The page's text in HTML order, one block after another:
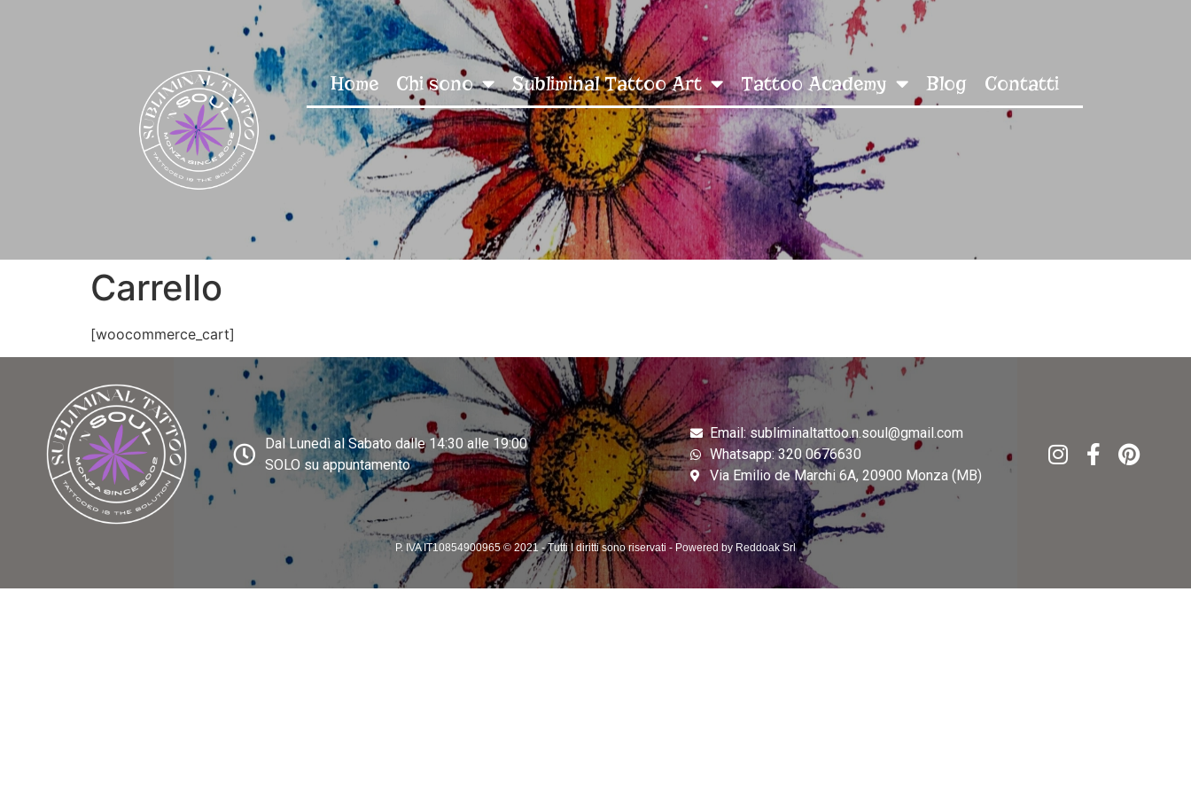
Home Chi sono Subliminal Tattoo Art Tattoo Academy Blog Contatti
Carrello
[woocommerce_cart]
Dal Lunedì al Sabato dalle 14:30 alle 19:00
SOLO su appuntamento
Email: subliminaltattoo.n.soul@gmail.com
Whatsapp: 320 0676630
Via Emilio de Marchi 6A, 20900 Monza (MB)
P. IVA IT10854900965 © 2021 - Tutti I diritti sono riservati - Powered by Reddoak Srl